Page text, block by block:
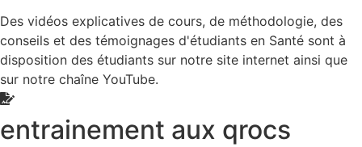
Des vidéos explicatives de cours, de méthodologie, des
conseils et des témoignages d'étudiants en Santé sont à
disposition des étudiants sur notre site internet ainsi que
sur notre chaîne YouTube.
entrainement aux qrocs